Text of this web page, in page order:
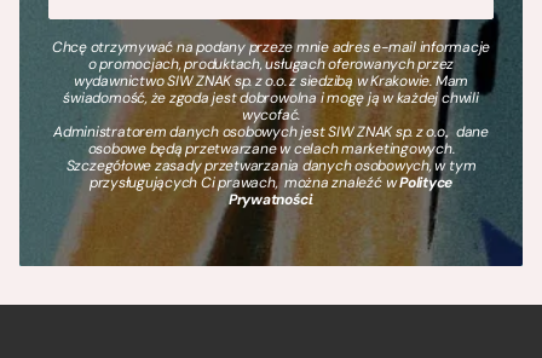
Chcę otrzymywać na podany przeze mnie adres e-mail informacje
o promocjach, produktach, usługach oferowanych przez
wydawnictwo SIW ZNAK sp. z o.o. z siedzibą w Krakowie. Mam
świadomość, że zgoda jest dobrowolna i mogę ją w każdej chwili
wycofać.
Administratorem danych osobowych jest SIW ZNAK sp. z o.o., dane
osobowe będą przetwarzane w celach marketingowych.
Szczegółowe zasady przetwarzania danych osobowych, w tym
przysługujących Ci prawach, można znaleźć wPolityce
Prywatności.